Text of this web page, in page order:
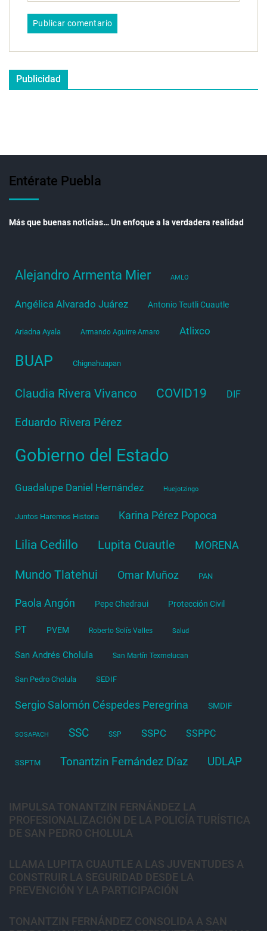
Publicidad
Entérate Puebla
Más que buenas noticias… Un enfoque a la verdadera realidad
Alejandro Armenta Mier AMLO
Angélica Alvarado Juárez Antonio Teutli Cuautle
Ariadna Ayala Armando Aguirre Amaro Atlixco
BUAP Chignahuapan
Claudia Rivera Vivanco COVID19 DIF
Eduardo Rivera Pérez
Gobierno del Estado
Guadalupe Daniel Hernández Huejotzingo
Juntos Haremos Historia Karina Pérez Popoca
Lilia Cedillo Lupita Cuautle MORENA
Mundo Tlatehui Omar Muñoz PAN
Paola Angón Pepe Chedraui Protección Civil
PT PVEM Roberto Solís Valles Salud
San Andrés Cholula San Martín Texmelucan
San Pedro Cholula SEDIF
Sergio Salomón Céspedes Peregrina SMDIF
SOSAPACH SSC SSP SSPC SSPPC
SSPTM Tonantzin Fernández Díaz UDLAP
IMPULSA TONANTZIN FERNÁNDEZ LA
PROFESIONALIZACIÓN DE LA POLICÍA TURÍSTICA
DE SAN PEDRO CHOLULA
LLAMA LUPITA CUAUTLE A LAS JUVENTUDES A
CONSTRUIR LA SEGURIDAD DESDE LA
PREVENCIÓN Y LA PARTICIPACIÓN
TONANTZIN FERNÁNDEZ CONSOLIDA A SAN